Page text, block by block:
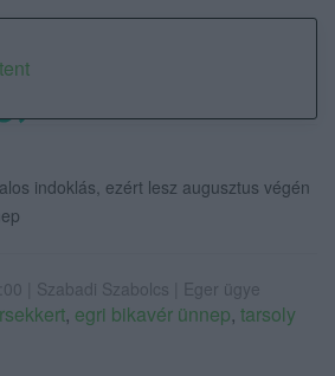
indoklás, ezért lesz augusztus végén
| Szabadi Szabolcs | Eger ügye
, egri bikavér ünnep, tarsoly